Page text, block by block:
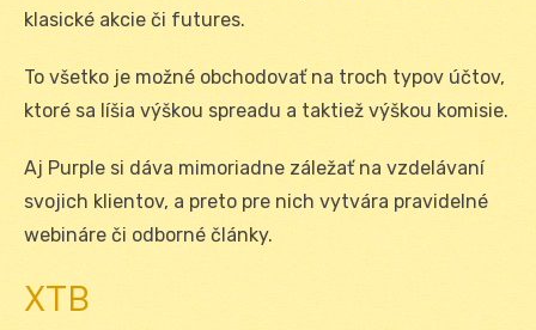
klasické akcie či futures.
To všetko je možné obchodovať na troch typov účtov,
ktoré sa líšia výškou spreadu a taktiež výškou komisie.
Aj Purple si dáva mimoriadne záležať na vzdelávaní
svojich klientov, a preto pre nich vytvára pravidelné
webináre či odborné články.
XTB